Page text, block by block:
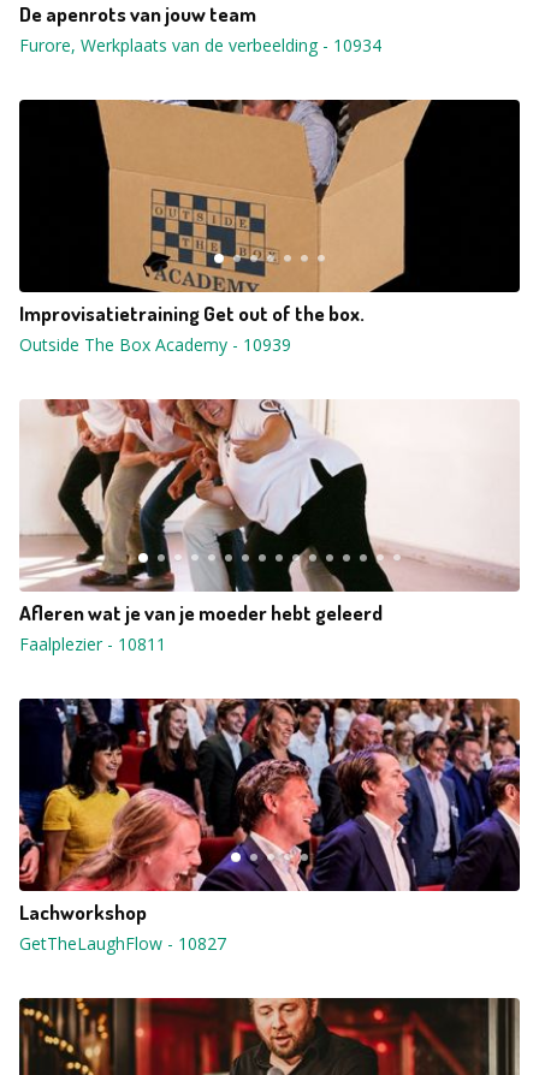
De apenrots van jouw team
Furore, Werkplaats van de verbeelding- 10934
Improvisatietraining Get out of the box.
Outside The Box Academy - 10939
Afleren wat je van je moeder hebt geleerd
Faalplezier- 10811
Lachworkshop
GetTheLaughFlow - 10827